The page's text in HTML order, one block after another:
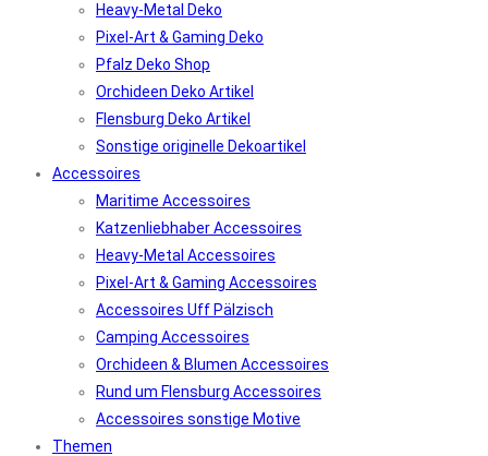
Heavy-Metal Deko
Pixel-Art & Gaming Deko
Pfalz Deko Shop
Orchideen Deko Artikel
Flensburg Deko Artikel
Sonstige originelle Dekoartikel
Accessoires
Maritime Accessoires
Katzenliebhaber Accessoires
Heavy-Metal Accessoires
Pixel-Art & Gaming Accessoires
Accessoires Uff Pälzisch
Camping Accessoires
Orchideen & Blumen Accessoires
Rund um Flensburg Accessoires
Accessoires sonstige Motive
Themen